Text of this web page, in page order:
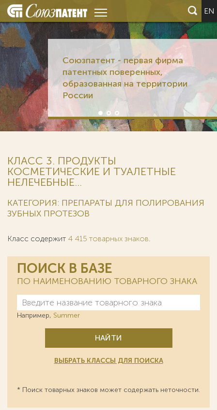
EN
Союзпатент - первая фирма
патентных поверенных,
образованная на территории
России
КЛАСС 3. ПРОДУКТЫ
КОСМЕТИЧЕСКИЕ И ТУАЛЕТНЫЕ
НЕЛЕЧЕБНЫЕ...
КАТЕГОРИЯ: ПРЕПАРАТЫ ДЛЯ ПОЛИРОВАНИЯ
ЗУБНЫХ ПРОТЕЗОВ
Класс содержит 4 415 товарных знаков.
ПОИСК В БАЗЕ
ПО НАИМЕНОВАНИЮ ТОВАРНОГО ЗНАКА
Например, Summer
НАЙТИ
ВЫБРАТЬ КЛАССЫ ДЛЯ ПОИСКА
* Поиск товарных знаков может содержать неточности.